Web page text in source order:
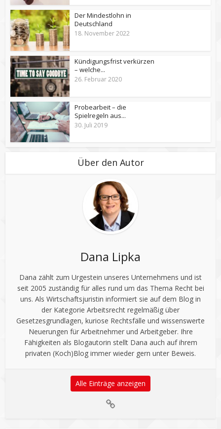
Der Mindestlohn in
Deutschland
18. November 2022
Kündigungsfrist verkürzen
– welche...
26. Februar 2020
Probearbeit – die
Spielregeln aus...
30. Juli 2019
Über den Autor
Dana Lipka
Dana zählt zum Urgestein unseres Unternehmens und ist
seit 2005 zuständig für alles rund um das Thema Recht bei
uns. Als Wirtschaftsjuristin informiert sie auf dem Blog in
der Kategorie Arbeitsrecht regelmäßig über
Gesetzesgrundlagen, kuriose Rechtsfälle und wissenswerte
Neuerungen für Arbeitnehmer und Arbeitgeber. Ihre
Fähigkeiten als Blogautorin stellt Dana auch auf ihrem
privaten (Koch)Blog immer wieder gern unter Beweis.
Alle Einträge anzeigen